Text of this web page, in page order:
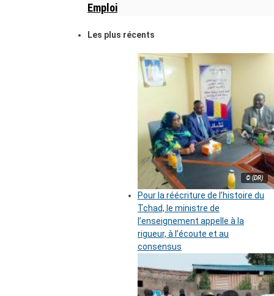
Emploi
Les plus récents
© (DR)
Pour la réécriture de l’histoire du
Tchad, le ministre de
l’enseignement appelle à la
rigueur, à l’écoute et au
consensus